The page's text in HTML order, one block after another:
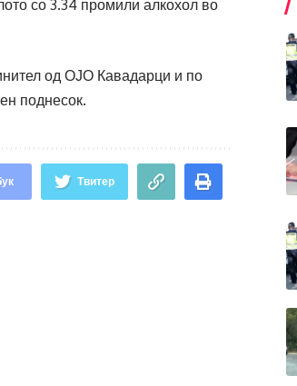
со 3.34 промили алкохол во
од ОЈО Кавадарци и по
поднесок.
Твитер